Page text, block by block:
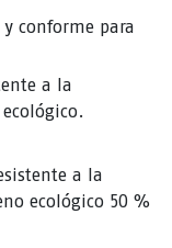
conforme para
a la
a la
ecológico 50 %